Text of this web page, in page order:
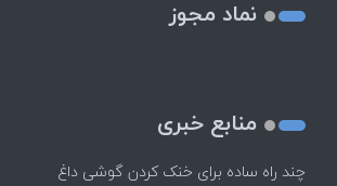
نماد مجوز
منابع خبری
چند راه‌ ساده برای خنک کردن گوشی داغ